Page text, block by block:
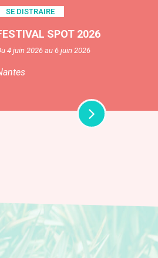
SE DISTRAIRE
SPOT 2026
4 juin 2026 au 6 juin 2026